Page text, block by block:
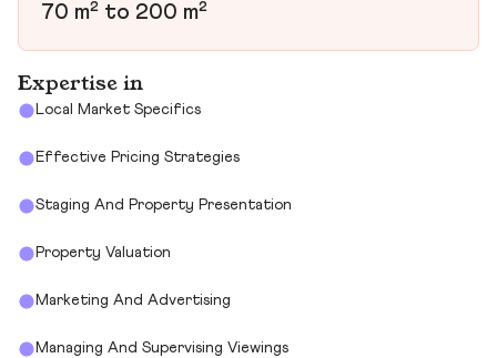
70 m² to 200 m²
Expertise in
Local Market Specifics
Effective Pricing Strategies
Staging And Property Presentation
Property Valuation
Marketing And Advertising
Managing And Supervising Viewings